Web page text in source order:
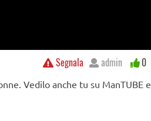
Segnala admin 0
Vedilo anche tu su ManTUBE e